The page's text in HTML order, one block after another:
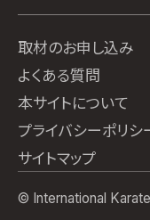
取材のお申し込み
よくある質問
本サイトについて
プライバシーポリシ
サイトマップ
© International